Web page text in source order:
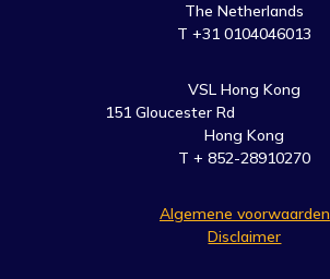
The Netherlands
T +31 0104046013
VSL Hong Kong
151 Gloucester Rd
Hong Kong
T + 852-28910270
Algemene voorwaarden
Disclaimer